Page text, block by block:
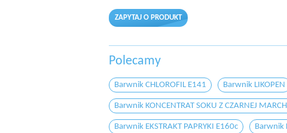
ZAPYTAJ O PRODUKT
Polecamy
Barwnik CHLOROFIL E141 Barwnik LIKOPEN
Barwnik KONCENTRAT SOKU Z CZARNEJ
Barwnik EKSTRAKT PAPRYKI E160c Barwnik